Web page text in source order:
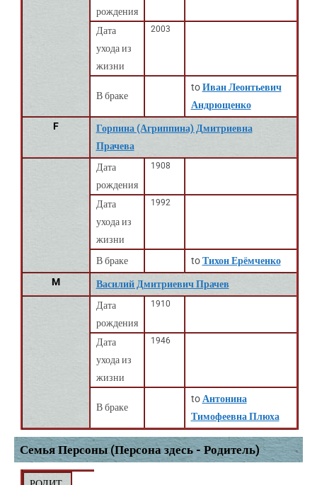
рождения
Дата
ухода из
жизни
2003
В браке
toИван Леонтьевич
Андрющенко
F
Горпина (Агриппина) Дмитриевна
Прачева
Дата
рождения
1908
Дата
ухода из
жизни
1992
В браке toТихон Ерёмченко
M
Василий Дмитриевич Прачев
Дата
рождения
1910
Дата
ухода из
жизни
1946
В браке
to Антонина
Тимофеевна Плюха
Семья Персоны (Персона здесь - Родитель)